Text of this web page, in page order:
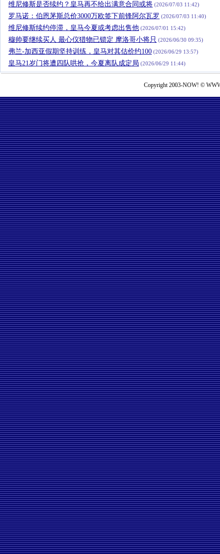
维尼修斯是否续约？皇马再不给出满意合同或将 (2026/07/03 11:42)
罗马诺：伯恩茅斯总价3000万欧签下前锋阿尔瓦罗 (2026/07/03 11:40)
维尼修斯续约停滞，皇马今夏或考虑出售他 (2026/07/01 15:42)
穆帅要继续买人 最心仪猎物已锁定 摩洛哥小将只 (2026/06/30 09:35)
弗兰-加西亚假期坚持训练，皇马对其估价约100 (2026/06/29 13:57)
皇马21岁门将遭四队哄抢，今夏离队成定局 (2026/06/29 11:44)
Copyright 2003-NOW! ©